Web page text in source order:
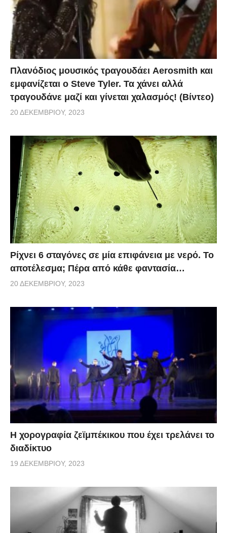
Πλανόδιος μουσικός τραγουδάει Aerosmith και
εμφανίζεται ο Steve Tyler. Τα χάνει αλλά
τραγουδάνε μαζί και γίνεται χαλασμός! (Βίντεο)
20 ΔΕΚΕΜΒΡΊΟΥ, 2023
Ρίχνει 6 σταγόνες σε μία επιφάνεια με νερό. Το
αποτέλεσμα; Πέρα από κάθε φαντασία…
20 ΔΕΚΕΜΒΡΊΟΥ, 2023
Η χορογραφία ζεϊμπέκικου που έχει τρελάνει το
διαδίκτυο
19 ΔΕΚΕΜΒΡΊΟΥ, 2023